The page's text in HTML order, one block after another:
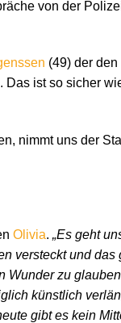
von der
(49) der
Das ist so sicher
nimmt uns der
Olivia. „Es geht
versteckt und das
Wunder zu
künstlich
gibt es kein